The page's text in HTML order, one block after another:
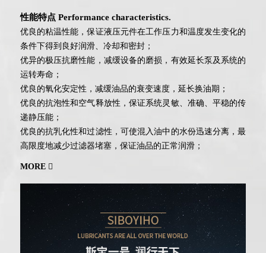
性能特点 Performance characteristics.
优良的粘温性能，保证液压元件在工作压力和温度发生变化的
条件下得到良好润滑、冷却和密封；
优异的极压抗磨性能，减缓设备的磨损，有效延长泵及系统的
运转寿命；
优良的氧化安定性，减缓油品的衰变速度，延长换油期；
优良的抗泡性和空气释放性，保证系统灵敏、准确、平稳的传
递静压能；
优良的抗乳化性和过滤性，可使混入油中的水份迅速分离，最
高限度地减少过滤器堵塞，保证油品的正常润滑；
MORE